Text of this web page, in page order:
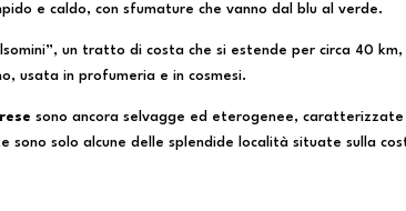
e caldo, con sfumature che vanno dal blu al verde.
un tratto di costa che si estende per circa 40 km,
usata in profumeria e in cosmesi.
sono ancora selvagge ed eterogenee,
sono solo alcune delle splendide località situate sulla